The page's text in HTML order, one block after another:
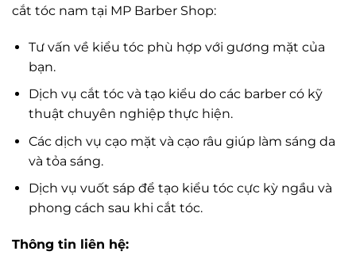
cắt tóc nam tại MP Barber Shop:
Tư vấn về kiểu tóc phù hợp với gương mặt của
bạn.
Dịch vụ cắt tóc và tạo kiểu do các barber có kỹ
thuật chuyên nghiệp thực hiện.
Các dịch vụ cạo mặt và cạo râu giúp làm sáng da
và tỏa sáng.
Dịch vụ vuốt sáp để tạo kiểu tóc cực kỳ ngầu và
phong cách sau khi cắt tóc.
Thông tin liên hệ: